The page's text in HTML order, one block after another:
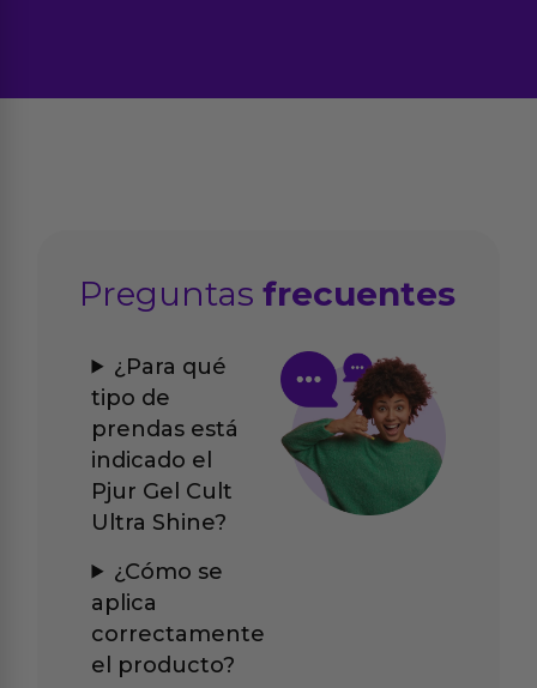
Preguntasfrecuentes
¿Para qué
tipo de
prendas está
indicado el
Pjur Gel Cult
Ultra Shine?
¿Cómo se
aplica
correctamente
el producto?